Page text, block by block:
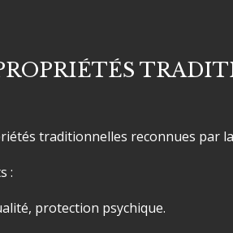
traditionnelles reconnues par
:
protection psychique.